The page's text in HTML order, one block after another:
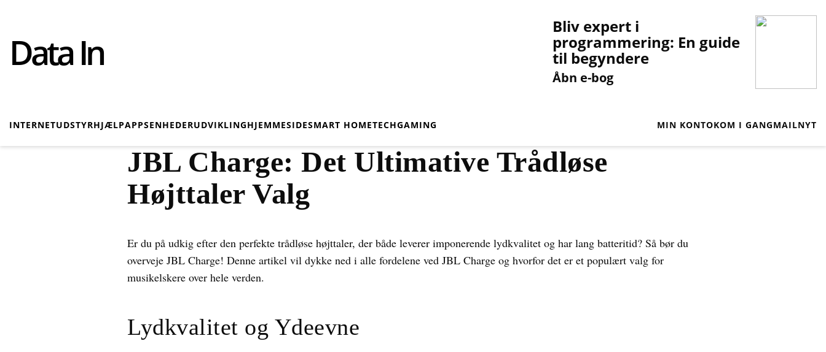
Data In
Bliv expert i
programmering: En guide
til begyndere
Åbn e-bog
INTERNETUDSTYRHJÆLPAPPSENHEDERUDVIKLINGHJEMMESIDESMART HOMETECHGAMING MIN KONTOKOM I GANGMAILNYT
JBL Charge: Det Ultimative Trådløse
Højttaler Valg
Er du på udkig efter den perfekte trådløse højttaler, der både leverer imponerende lydkvalitet og har lang batteritid? Så bør du
overveje JBL Charge! Denne artikel vil dykke ned i alle fordelene ved JBL Charge og hvorfor det er et populært valg for
musikelskere over hele verden.
Lydkvalitet og Ydeevne